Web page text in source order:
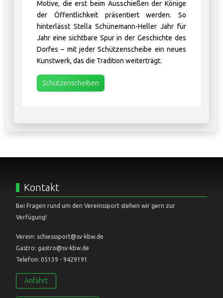
Motive, die erst beim Ausschießen der Könige
der Öffentlichkeit präsentiert werden. So
hinterlässt Stella Schünemann-Heller Jahr für
Jahr eine sichtbare Spur in der Geschichte des
Dorfes – mit jeder Schützenscheibe ein neues
Kunstwerk, das die Tradition weiterträgt.
Schützenscheiben
Kontakt
Bei Fragen rund um den Vereinssport stehen wir gern zur
Verfügung!
Verein: schiesssport@sv-kbw.de
Gastro: gastro@sv-kbw.de
Telefon: 05139 - 9429191
Anfahrt